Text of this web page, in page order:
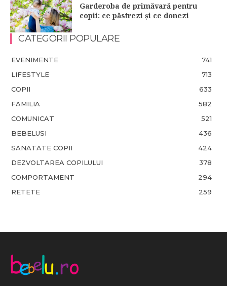
Garderoba de primăvară pentru
copii: ce păstrezi și ce donezi
CATEGORII POPULARE
EVENIMENTE
741
LIFESTYLE
713
COPII
633
FAMILIA
582
COMUNICAT
521
BEBELUSI
436
SANATATE COPII
424
DEZVOLTAREA COPILULUI
378
COMPORTAMENT
294
RETETE
259